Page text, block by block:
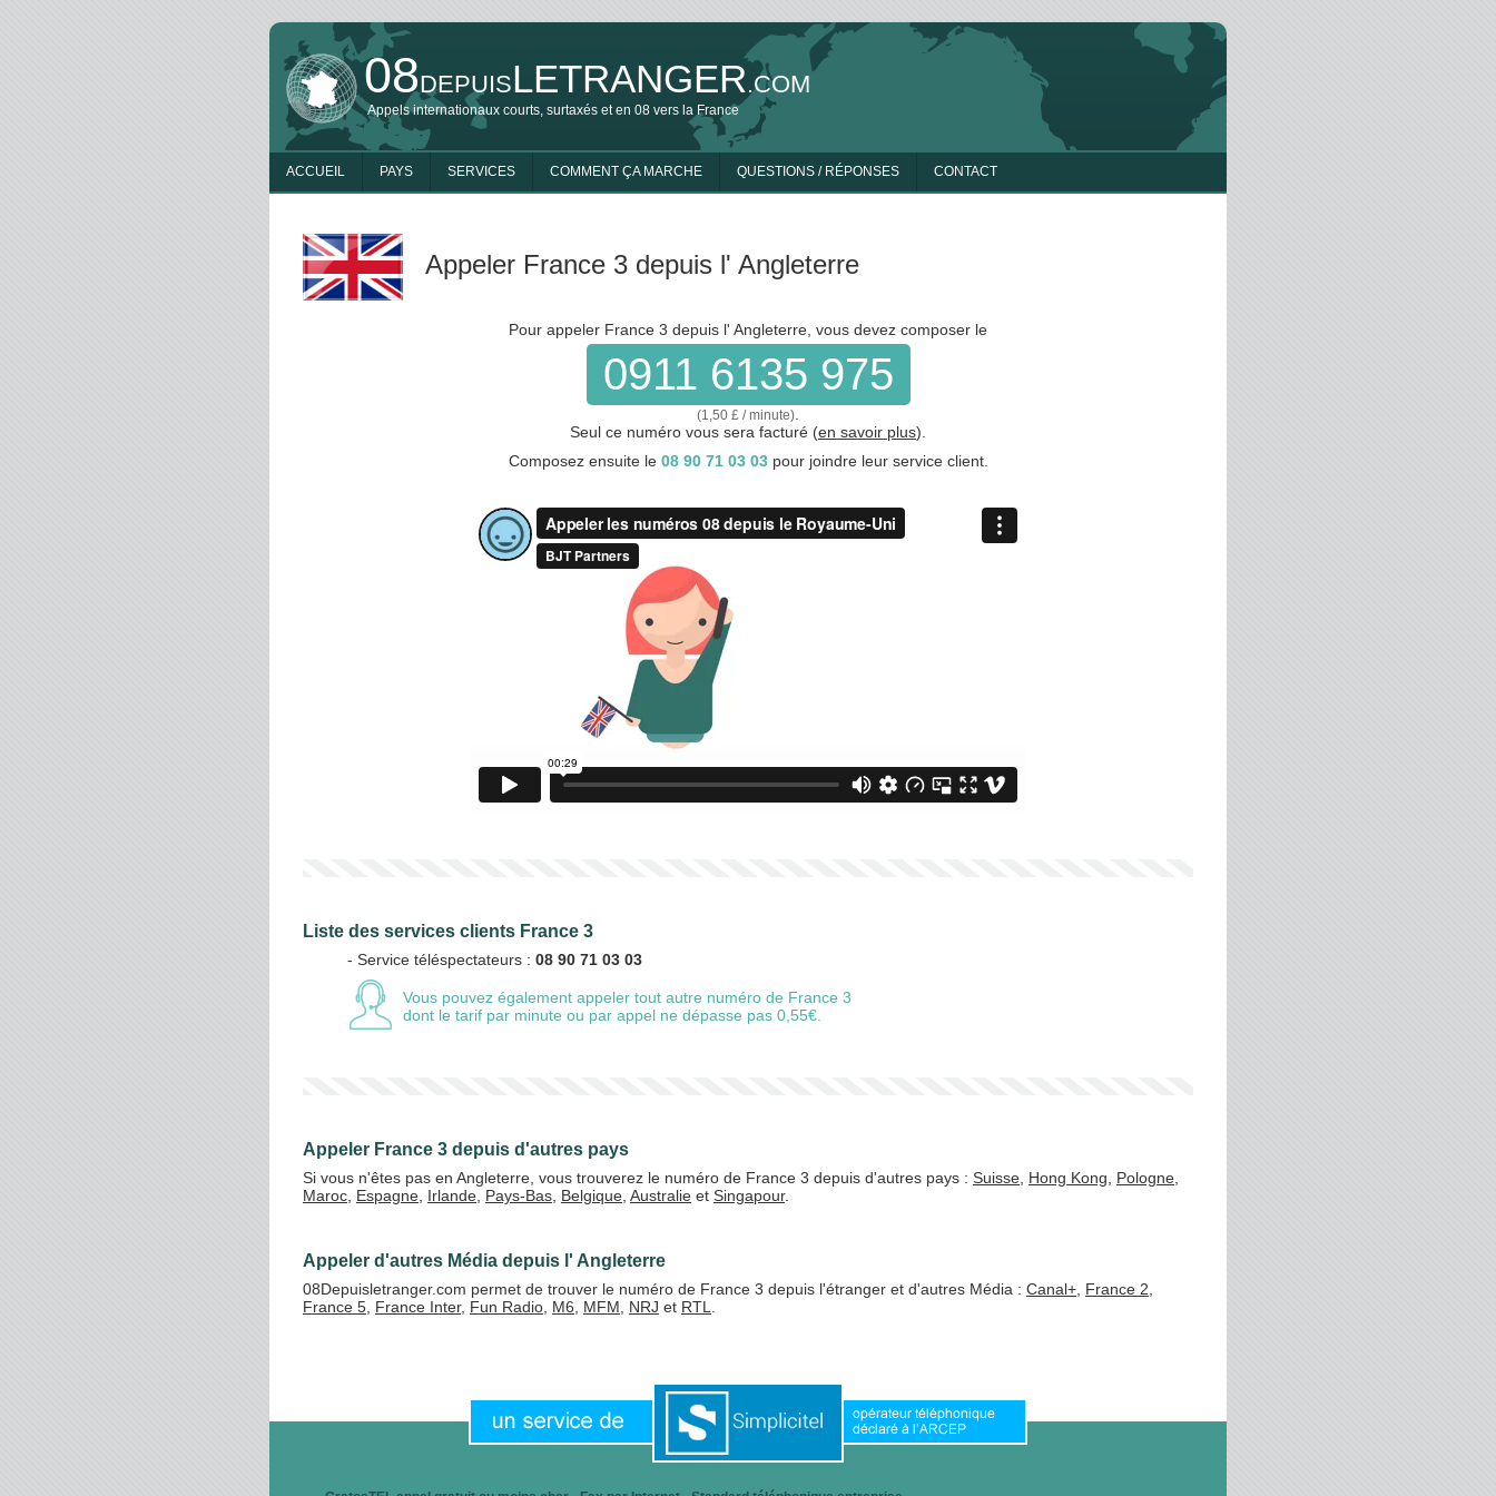
08DEPUISLETRANGER.COM
Appels internationaux courts, surtaxés et en 08 vers la France
ACCUEIL PAYS SERVICES COMMENT ÇA MARCHE QUESTIONS / RÉPONSES CONTACT
Appeler France 3 depuis l' Angleterre
Pour appeler France 3 depuis l' Angleterre, vous devez composer le
0911 6135 975
(1,50 £ / minute)
Seul ce numéro vous sera facturé (en savoir plus).
Composez ensuite le 08 90 71 03 03pour joindre leur service client.
Liste des services clients France 3
- Service téléspectateurs : 08 90 71 03 03
Vous pouvez également appeler tout autre numéro de France 3
dont le tarif par minute ou par appel ne dépasse pas 0,55€.
Appeler France 3 depuis d'autres pays
Si vous n'êtes pas en Angleterre, vous trouverez le numéro de France 3 depuis d'autres pays : Suisse Hong Kong Pologne
Maroc Espagne Irlande Pays-Bas Belgique Australie et Singapour.
Appeler d'autres Média depuis l' Angleterre
08Depuisletranger.com permet de trouver le numéro de France 3 depuis l'étranger et d'autres Média : Canal+ France 2
France 5 France Inter, Fun Radio M6 MFM NRJ et RTL